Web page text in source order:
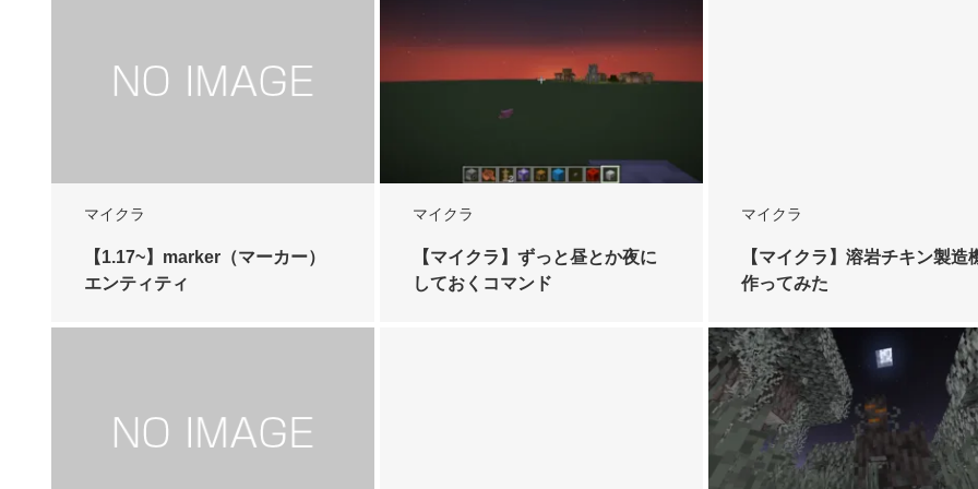
マイクラ
【1.17~】marker（マーカー）
エンティティ
マイクラ
【マイクラ】ずっと昼とか夜に
しておくコマンド
マイクラ
【マイクラ】溶岩チキン製造
作ってみた